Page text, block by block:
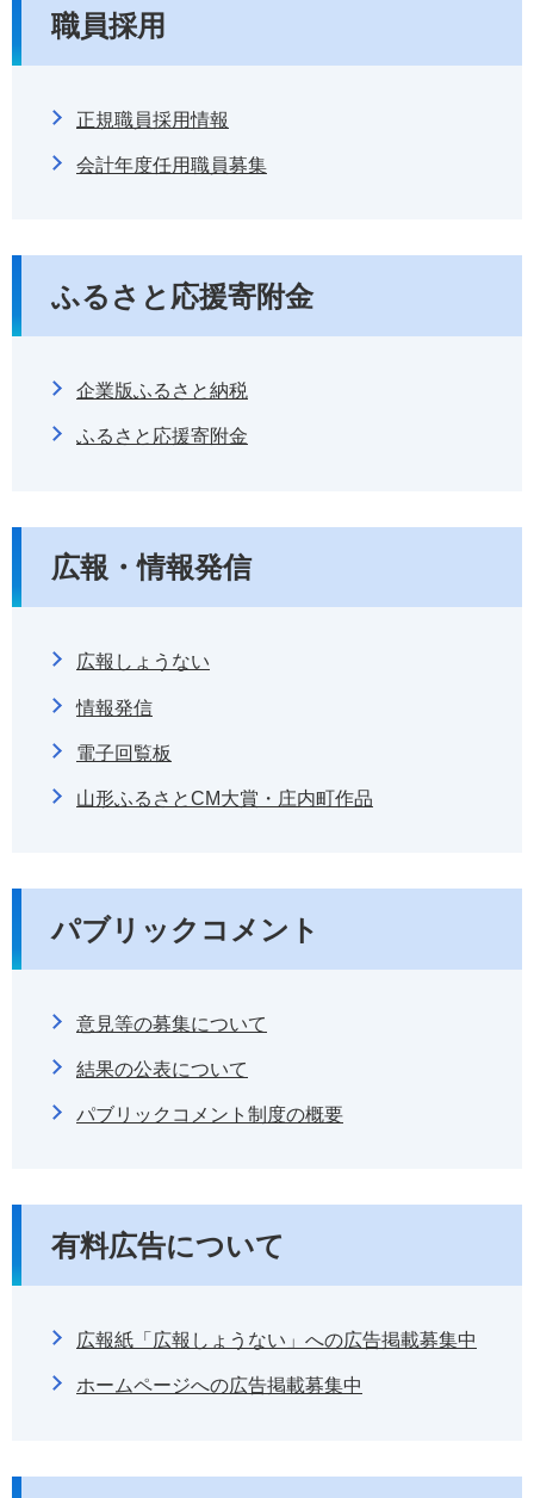
職員採用
正規職員採用情報
会計年度任用職員募集
ふるさと応援寄附金
企業版ふるさと納税
ふるさと応援寄附金
広報・情報発信
広報しょうない
情報発信
電子回覧板
山形ふるさとCM大賞・庄内町作品
パブリックコメント
意見等の募集について
結果の公表について
パブリックコメント制度の概要
有料広告について
広報紙「広報しょうない」への広告掲載募集中
ホームページへの広告掲載募集中